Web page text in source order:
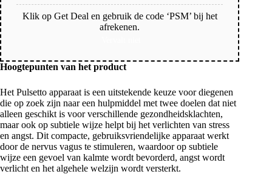
Klik op Get Deal en gebruik de code ‘PSM’ bij het
afrekenen.
Hoogtepunten van het product
Het Pulsetto apparaat is een uitstekende keuze voor diegenen
die op zoek zijn naar een hulpmiddel met twee doelen dat niet
alleen geschikt is voor verschillende gezondheidsklachten,
maar ook op subtiele wijze helpt bij het verlichten van stress
en angst. Dit compacte, gebruiksvriendelijke apparaat werkt
door de nervus vagus te stimuleren, waardoor op subtiele
wijze een gevoel van kalmte wordt bevorderd, angst wordt
verlicht en het algehele welzijn wordt versterkt.